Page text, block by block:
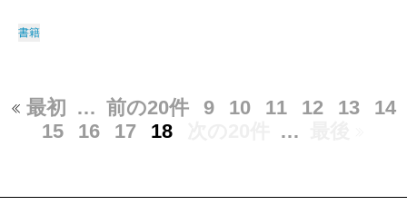
書籍
最初 … 前の20件 9 10 11 12 13
14
15
16 17 18 …